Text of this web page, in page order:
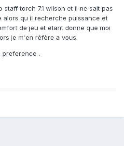
torch 7.1 wilson et il ne sait pas
alors qu il recherche puissance et
de jeu et etant donne que moi
je m'en réfère a vous.
preference .